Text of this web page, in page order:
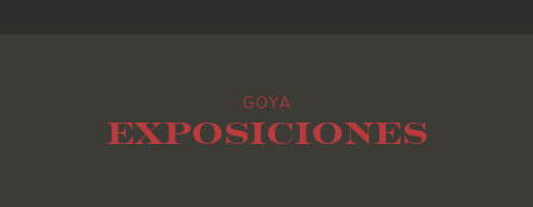
2012
GOYA
Exposiciones